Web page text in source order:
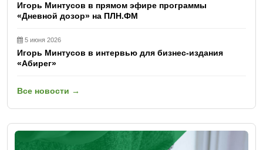
Игорь Минтусов в прямом эфире программы
«Дневной дозор» на ПЛН.ФМ
5 июня 2026
Игорь Минтусов в интервью для бизнес-издания
«Абирег»
Все новости →